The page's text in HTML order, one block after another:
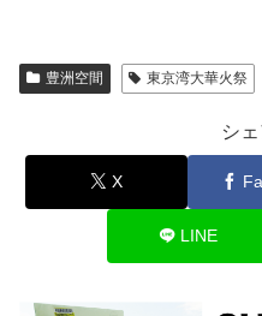
豊洲空間 東京湾大華火祭
シ
X
LINE